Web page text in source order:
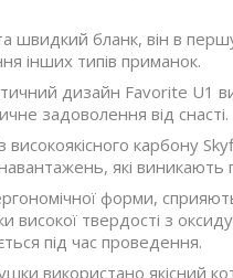
швидкий бланк, він в
інших типів приманок.
дизайн Favorite U1
задоволення від снасті.
високоякісного карбону
які
форми,
високої твердості з
під час проведення.
використано якісний